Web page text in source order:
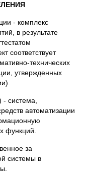
- комплекс
в результате
соответствует
технических
утвержденных
система,
автоматизации
функций.
за
системы в